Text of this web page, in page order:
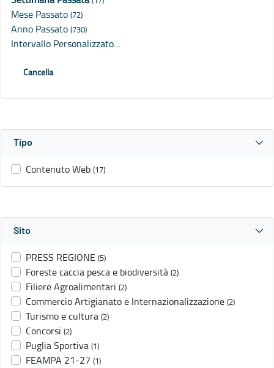
Mese Passato (72)
Anno Passato (730)
Intervallo Personalizzato…
Cancella
Tipo
Contenuto Web (17)
Sito
PRESS REGIONE (5)
Foreste caccia pesca e biodiversità (2)
Filiere Agroalimentari (2)
Commercio Artigianato e Internazionalizzazione (2)
Turismo e cultura (2)
Concorsi (2)
Puglia Sportiva (1)
FEAMPA 21-27 (1)